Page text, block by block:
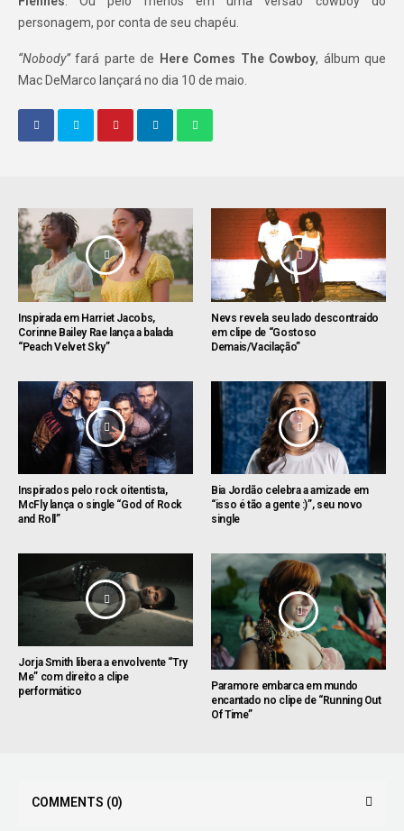
personagem, por conta de seu chapéu.
“Nobody”fará parte de Here Comes The Cowboy, álbum que
Mac DeMarco lançará no dia 10 de maio.
Inspirada em Harriet Jacobs,
Corinne Bailey Rae lança a balada
“Peach Velvet Sky”
Nevs revela seu lado descontraído
em clipe de “Gostoso
Demais/Vacilação”
Inspirados pelo rock oitentista,
McFly lança o single “God of Rock
and Roll”
Bia Jordão celebra a amizade em
“isso é tão a gente :)”, seu novo
single
Jorja Smith libera a envolvente “Try
Me” com direito a clipe
performático
Paramore embarca em mundo
encantado no clipe de “Running Out
Of Time”
COMMENTS (0)